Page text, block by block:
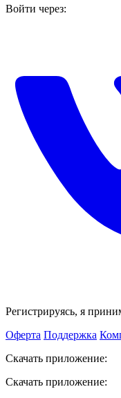
Войти через:
Регистрируясь, я
Оферта Поддержка
Скачать приложение:
Скачать приложение: